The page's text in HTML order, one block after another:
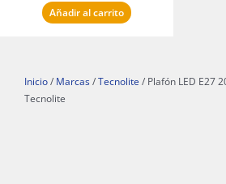
Añadir al carrito
Inicio / Marcas / Tecnolite / Plafón LED E27
Tecnolite